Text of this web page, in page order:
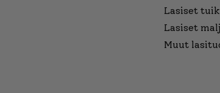
Lasiset
Lasiset
Muut